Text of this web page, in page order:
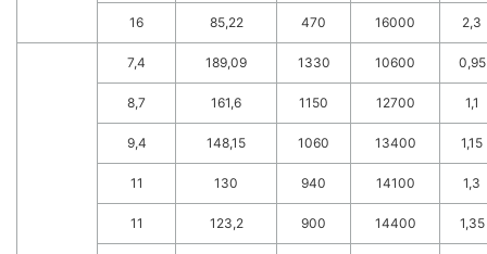
16 85,22 470 16000 2,3
7,4 189,09 1330 10600 0,95
8,7 161,6 1150 12700 1,1
9,4 148,15 1060 13400 1,15
11 130 940 14100 1,3
11 123,2 900 14400 1,35